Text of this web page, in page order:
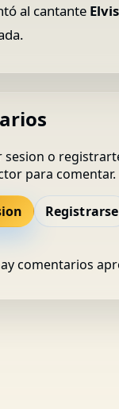
al cantante
sesion o
para comentar.
Registrarse
comentarios